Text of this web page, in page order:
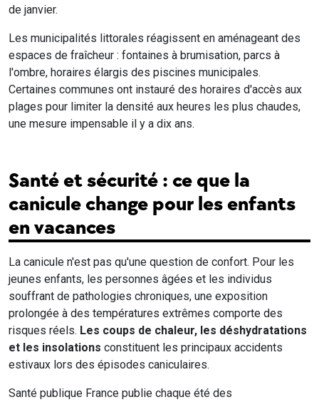
de janvier.
Les municipalités littorales réagissent en aménageant des
espaces de fraîcheur : fontaines à brumisation, parcs à
l'ombre, horaires élargis des piscines municipales.
Certaines communes ont instauré des horaires d'accès aux
plages pour limiter la densité aux heures les plus chaudes,
une mesure impensable il y a dix ans.
Santé et sécurité : ce que la
canicule change pour les enfants
en vacances
La canicule n'est pas qu'une question de confort. Pour les
jeunes enfants, les personnes âgées et les individus
souffrant de pathologies chroniques, une exposition
prolongée à des températures extrêmes comporte des
risques réels. Les coups de chaleur, les déshydratations
et les insolations constituent les principaux accidents
estivaux lors des épisodes caniculaires.
Santé publique France publie chaque été des